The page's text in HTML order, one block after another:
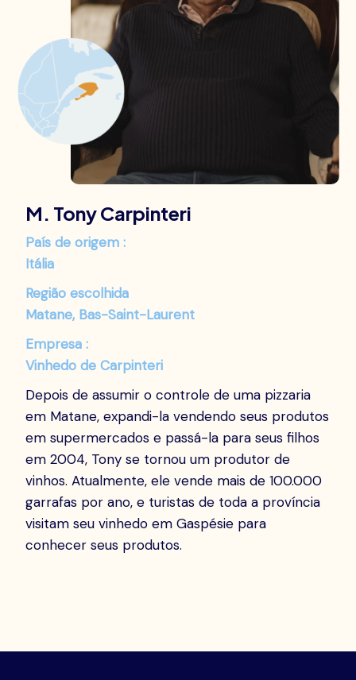
M. Tony Carpinteri
País de origem :
Itália
Região escolhida
Matane, Bas-Saint-Laurent
Empresa :
Vinhedo de Carpinteri
Depois de assumir o controle de uma pizzaria
em Matane, expandi-la vendendo seus produtos
em supermercados e passá-la para seus filhos
em 2004, Tony se tornou um produtor de
vinhos. Atualmente, ele vende mais de 100.000
garrafas por ano, e turistas de toda a província
visitam seu vinhedo em Gaspésie para
conhecer seus produtos.